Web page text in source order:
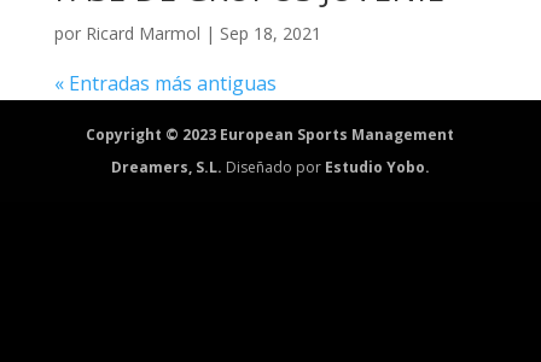
por Ricard Marmol | Sep 18, 2021
« Entradas más antiguas
Copyright © 2023 European Sports Management
Dreamers, S.L. Diseñado por Estudio Yobo.